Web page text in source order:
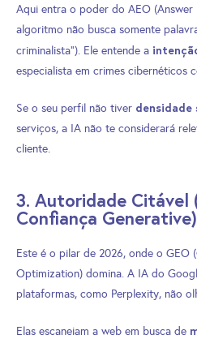
Aqui entra o poder do AEO
algoritmo não busca somente
criminalista”). Ele entende a
especialista em crimes cibernéticos
Se o seu perfil não tiver densidade
serviços, a IA não te considerará
cliente.
3. Autoridade Citável
Confiança Generative)
Este é o pilar de 2026, onde o GEO
Optimization) domina. A IA do
plataformas, como Perplexity, não
Elas escaneiam a web em busca de